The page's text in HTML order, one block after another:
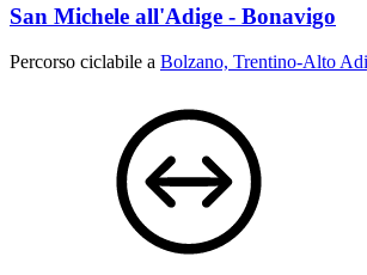
San Michele all'Adige - Bonavigo
Percorso ciclabile a Bolzano, Trentino-Alto